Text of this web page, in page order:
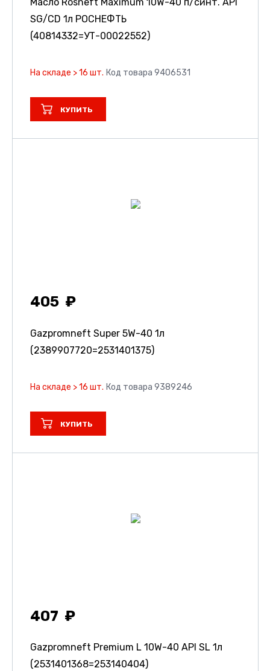
SG/CD 1л РОСНЕФТЬ
(40814332=УТ-00022552)
На складе > 16 шт. Код товара 9406531
КУПИТЬ
405
Gazpromneft Super 5W-40 1л
(2389907720=2531401375)
На складе > 16 шт. Код товара 9389246
КУПИТЬ
407
Gazpromneft Premium L 10W-40 API SL 1л
(2531401368=253140404)